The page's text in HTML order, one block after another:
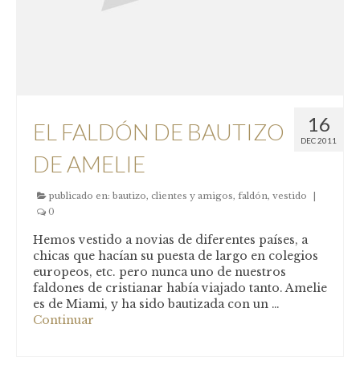
16
DEC 2011
EL FALDÓN DE BAUTIZO
DE AMELIE
publicado en: bautizo, clientes y amigos, faldón, vestido
0
Hemos vestido a novias de diferentes países, a
chicas que hacían su puesta de largo en colegios
europeos, etc. pero nunca uno de nuestros
faldones de cristianar había viajado tanto. Amelie
es de Miami, y ha sido bautizada con un …
Continuar